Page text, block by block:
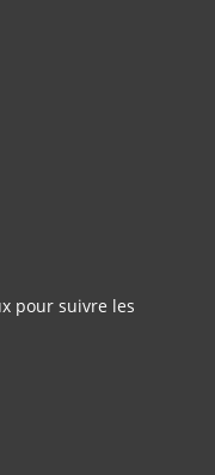
pour suivre les